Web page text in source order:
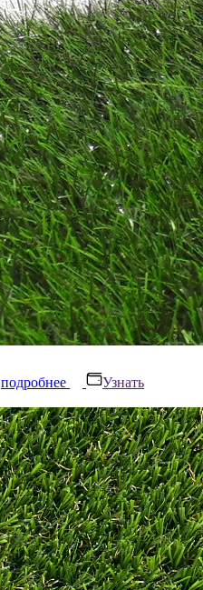
подробнее
Узнать